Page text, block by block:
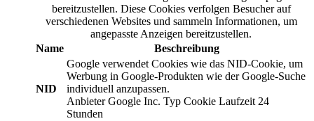
bereitzustellen. Diese Cookies verfolgen Besucher auf
verschiedenen Websites und sammeln Informationen, um
angepasste Anzeigen bereitzustellen.
Name
Beschreibung
NID
Google verwendet Cookies wie das NID-Cookie, um
Werbung in Google-Produkten wie der Google-Suche
individuell anzupassen.
Anbieter Google Inc. Typ Cookie Laufzeit 24
Stunden